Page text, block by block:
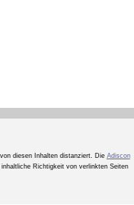
diesen Inhalten distanziert. Die Adiscon
Richtigkeit von verlinkten Seiten